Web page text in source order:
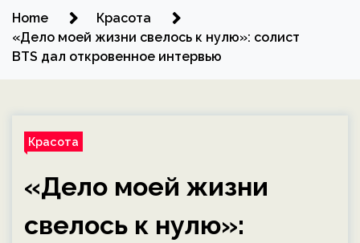
Home
Красота
«Дело моей жизни свелось к нулю»: солист
BTS дал откровенное интервью
Красота
«Дело моей жизни
свелось к нулю»: